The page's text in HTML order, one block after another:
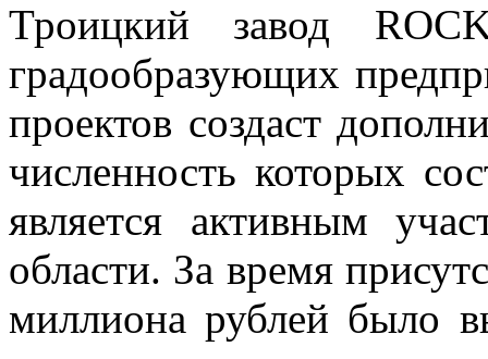
Троицкий завод
градообразующих
проектов создаст
численность которых
является активным
области. За время
миллиона рублей было